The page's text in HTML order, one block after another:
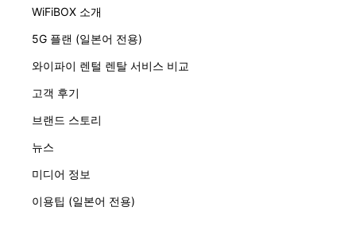
WiFiBOX 소개
5G 플랜 (일본어 전용)
와이파이 렌털 렌탈 서비스 비교
고객 후기
브랜드 스토리
뉴스
미디어 정보
이용팁 (일본어 전용)